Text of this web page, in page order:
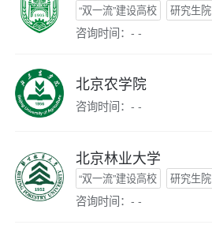
“双一流”建设高校 研究生院
咨询时间：- -
北京农学院
咨询时间：- -
北京林业大学
“双一流”建设高校 研究生院
咨询时间：- -